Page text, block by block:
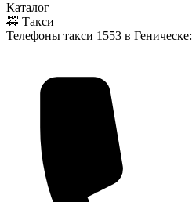
Каталог
🚕 Такси
Телефоны такси 1553 в Геническе: